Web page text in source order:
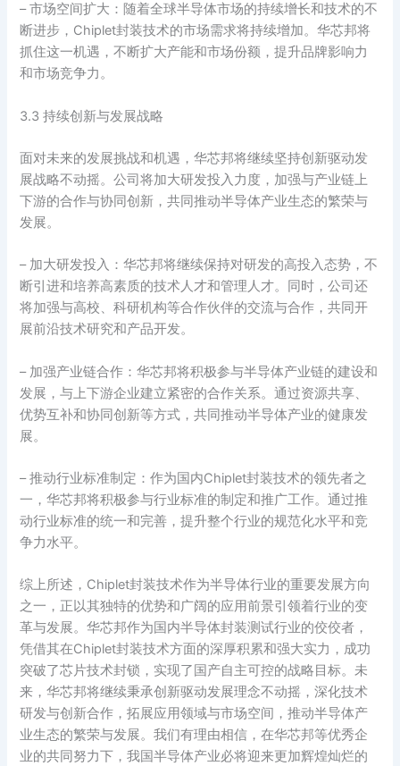
– 市场空间扩大：随着全球半导体市场的持续增长和技术的不
断进步，Chiplet封装技术的市场需求将持续增加。华芯邦将
抓住这一机遇，不断扩大产能和市场份额，提升品牌影响力
和市场竞争力。
3.3 持续创新与发展战略
面对未来的发展挑战和机遇，华芯邦将继续坚持创新驱动发
展战略不动摇。公司将加大研发投入力度，加强与产业链上
下游的合作与协同创新，共同推动半导体产业生态的繁荣与
发展。
– 加大研发投入：华芯邦将继续保持对研发的高投入态势，不
断引进和培养高素质的技术人才和管理人才。同时，公司还
将加强与高校、科研机构等合作伙伴的交流与合作，共同开
展前沿技术研究和产品开发。
– 加强产业链合作：华芯邦将积极参与半导体产业链的建设和
发展，与上下游企业建立紧密的合作关系。通过资源共享、
优势互补和协同创新等方式，共同推动半导体产业的健康发
展。
– 推动行业标准制定：作为国内Chiplet封装技术的领先者之
一，华芯邦将积极参与行业标准的制定和推广工作。通过推
动行业标准的统一和完善，提升整个行业的规范化水平和竞
争力水平。
综上所述，Chiplet封装技术作为半导体行业的重要发展方向
之一，正以其独特的优势和广阔的应用前景引领着行业的变
革与发展。华芯邦作为国内半导体封装测试行业的佼佼者，
凭借其在Chiplet封装技术方面的深厚积累和强大实力，成功
突破了芯片技术封锁，实现了国产自主可控的战略目标。未
来，华芯邦将继续秉承创新驱动发展理念不动摇，深化技术
研发与创新合作，拓展应用领域与市场空间，推动半导体产
业生态的繁荣与发展。我们有理由相信，在华芯邦等优秀企
业的共同努力下，我国半导体产业必将迎来更加辉煌灿烂的